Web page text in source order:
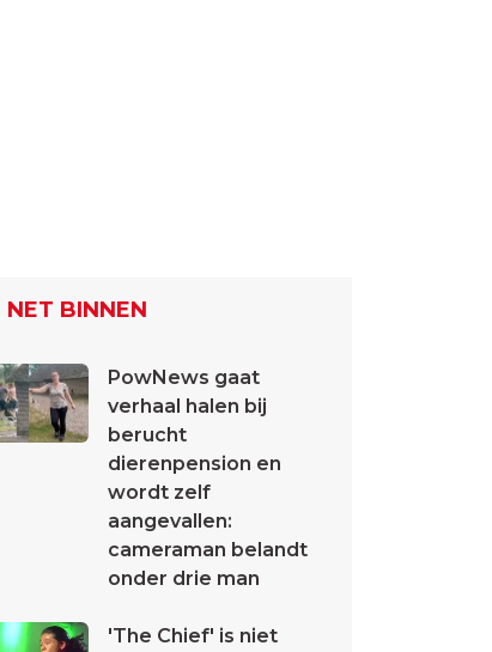
NET BINNEN
PowNews gaat
verhaal halen bij
berucht
dierenpension en
wordt zelf
aangevallen:
cameraman belandt
onder drie man
'The Chief' is niet